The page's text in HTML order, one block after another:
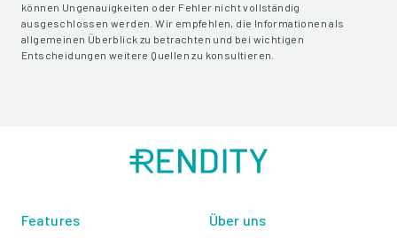
können Ungenauigkeiten oder Fehler nicht vollständig
ausgeschlossen werden. Wir empfehlen, die Informationen als
allgemeinen Überblick zu betrachten und bei wichtigen
Entscheidungen weitere Quellen zu konsultieren.
Features Über uns